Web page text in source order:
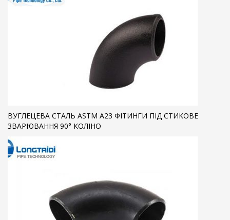
ВУГЛЕЦЕВА СТАЛЬ ASTM A23 ФІТИНГИ ПІД СТИКОВЕ
ЗВАРЮВАННЯ 90° КОЛІНО